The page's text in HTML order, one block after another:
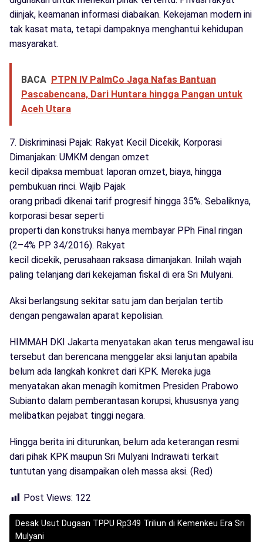
diinjak, keamanan informasi diabaikan. Kekejaman modern ini
tak kasat mata, tetapi dampaknya menghantui kehidupan
masyarakat.
BACA PTPN IV PalmCo Jaga Nafas Bantuan
Pascabencana, Dari Huntara hingga Pangan untuk
Aceh Utara
7. Diskriminasi Pajak: Rakyat Kecil Dicekik, Korporasi
Dimanjakan: UMKM dengan omzet
kecil dipaksa membuat laporan omzet, biaya, hingga
pembukuan rinci. Wajib Pajak
orang pribadi dikenai tarif progresif hingga 35%. Sebaliknya,
korporasi besar seperti
properti dan konstruksi hanya membayar PPh Final ringan
(2–4% PP 34/2016). Rakyat
kecil dicekik, perusahaan raksasa dimanjakan. Inilah wajah
paling telanjang dari kekejaman fiskal di era Sri Mulyani.
Aksi berlangsung sekitar satu jam dan berjalan tertib
dengan pengawalan aparat kepolisian.
HIMMAH DKI Jakarta menyatakan akan terus mengawal isu
tersebut dan berencana menggelar aksi lanjutan apabila
belum ada langkah konkret dari KPK. Mereka juga
menyatakan akan menagih komitmen Presiden Prabowo
Subianto dalam pemberantasan korupsi, khususnya yang
melibatkan pejabat tinggi negara.
Hingga berita ini diturunkan, belum ada keterangan resmi
dari pihak KPK maupun Sri Mulyani Indrawati terkait
tuntutan yang disampaikan oleh massa aksi. (Red)
Post Views: 122
Desak Usut Dugaan TPPU Rp349 Triliun di Kemenkeu Era Sri
Mulyani